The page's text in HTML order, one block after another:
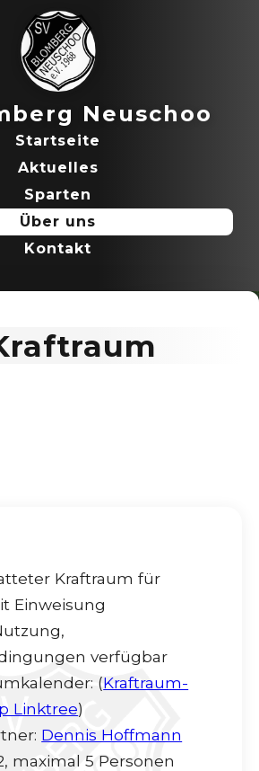
Neuschoo
Startseite
Aktuelles
Sparten
Über uns
Kontakt
Kraftraum für
Einweisung
verfügbar
(Kraftraum-
Linktree)
Dennis Hoffmann
maximal 5 Personen